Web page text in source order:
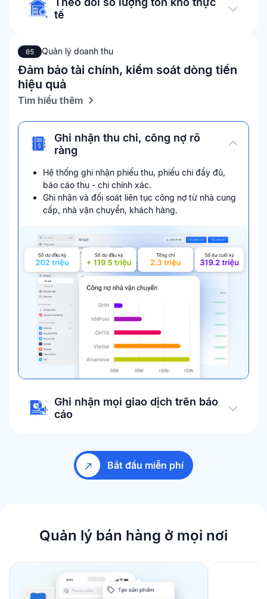
tế
05 Quản lý doanh thu
Đảm bảo tài chính, kiểm soát dòng tiền
hiệu quả
Tìm hiểu thêm
Ghi nhận thu chi, công nợ rõ
ràng
Hệ thống ghi nhận phiếu thu, phiếu chi đầy đủ,
báo cáo thu - chi chính xác.
Ghi nhận và đối soát liên tục công nợ từ nhà cung
cấp, nhà vận chuyển, khách hàng.
Ghi nhận mọi giao dịch trên báo
cáo
Bắt đầu miễn phí
Quản lý bán hàng ở mọi nơi